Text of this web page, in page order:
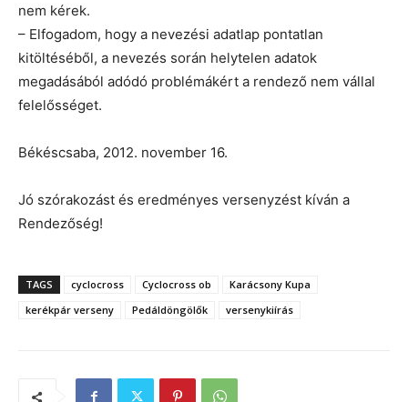
nem kérek.
– Elfogadom, hogy a nevezési adatlap pontatlan
kitöltéséből, a nevezés során helytelen adatok
megadásából adódó problémákért a rendező nem vállal
felelősséget.
Békéscsaba, 2012. november 16.
Jó szórakozást és eredményes versenyzést kíván a
Rendezőség!
TAGS cyclocross Cyclocross ob
Karácsony Kupa
kerékpár verseny
Pedáldöngölők versenykiírás